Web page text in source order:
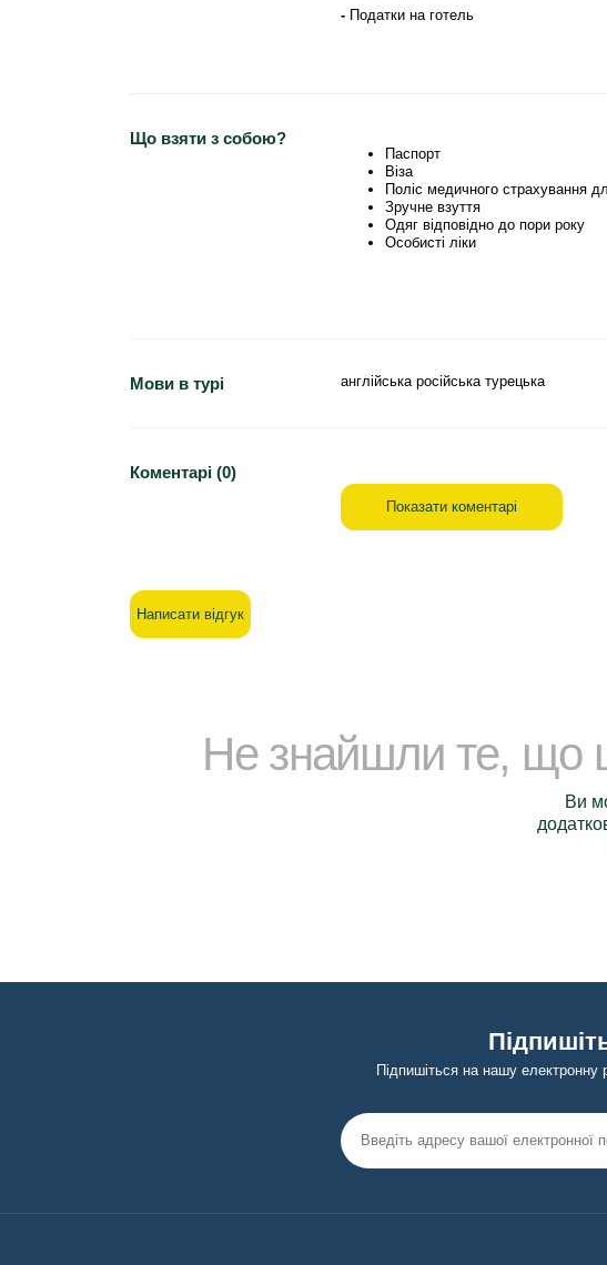
- Податки на готель
Що взяти з собою?
Паспорт
Віза
Поліс медичного страхування
Зручне взуття
Одяг відповідно до пори року
Особисті ліки
Мови в турі англійська російська турецька
Коментарі (0)
Показати коментарі
Написати відгук
Не знайшли те, що
Ви
Підпишіться на нашу електронну